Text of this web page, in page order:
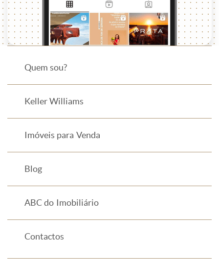
Quem sou?
Keller Williams
Imóveis para Venda
Blog
ABC do Imobiliário
Contactos